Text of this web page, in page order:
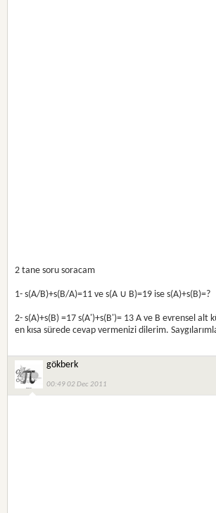
2 tane soru soracam
1- s(A/B)+s(B/A)=11 ve s(A ∪ B)=19 ise s(A)+s(B)=?
2- s(A)+s(B) =17 s(A')+s(B')= 13 A ve B evrensel alt
en kısa sürede cevap vermenizi dilerim.
gökberk
00:49 02 Dec 2011